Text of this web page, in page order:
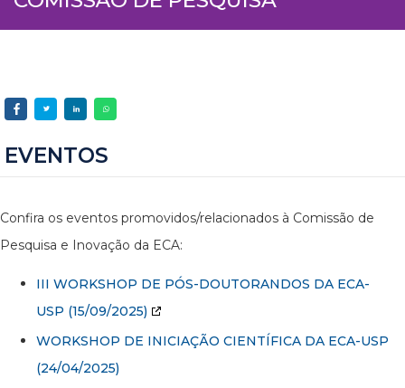
EVENTOS
Confira os eventos promovidos/relacionados à Comissão de
Pesquisa e Inovação da ECA:
III WORKSHOP DE PÓS-DOUTORANDOS DA ECA-
USP (15/09/2025)
WORKSHOP DE INICIAÇÃO CIENTÍFICA DA ECA-USP
(24/04/2025)